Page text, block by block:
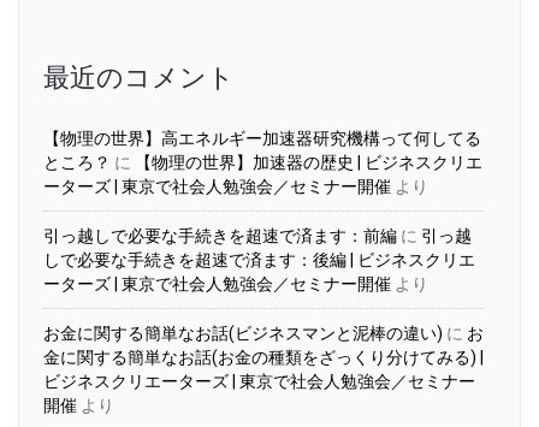
最近のコメント
【物理の世界】高エネルギー加速器研究機構って何してる
ところ？ に
【物理の世界】加速器の歴史 | ビジネスクリエ
ーターズ | 東京で社会人勉強会／セミナー開催 より
引っ越しで必要な手続きを超速で済ます：前編 に 引っ越
しで必要な手続きを超速で済ます：後編 | ビジネスクリエ
ーターズ | 東京で社会人勉強会／セミナー開催 より
お金に関する簡単なお話(ビジネスマンと泥棒の違い) に お
金に関する簡単なお話(お金の種類をざっくり分けてみる) |
ビジネスクリエーターズ | 東京で社会人勉強会／セミナー
開催 より